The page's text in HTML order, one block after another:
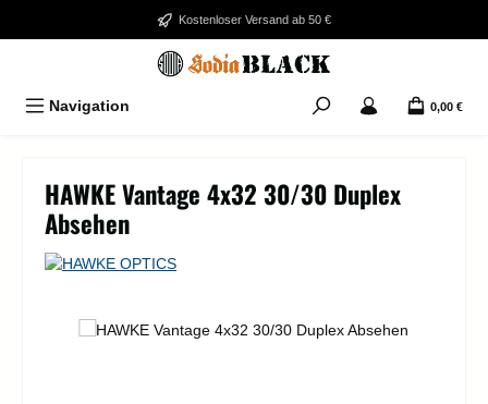
Zum Hauptinhalt springenKostenloser Versand ab 50 €
Navigation 0,00 €
HAWKE Vantage 4x32 30/30 Duplex
Absehen
Bildergalerie überspringen